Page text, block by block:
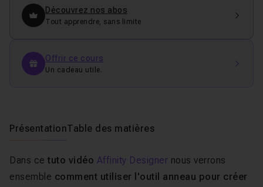
Découvrez nos abos
Tout apprendre, sans limite
Offrir ce cours
Un cadeau utile.
PrésentationTable des matières
Dans ce tuto vidéo Affinity Designer nous verrons
ensemble comment utiliser l'outil anneau pour créer